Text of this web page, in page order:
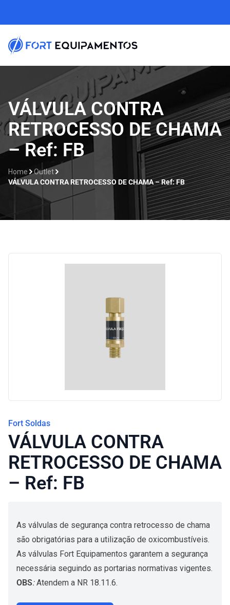
VÁLVULA CONTRA
RETROCESSO DE CHAMA
– Ref: FB
Home
Outlet
VÁLVULA CONTRA RETROCESSO DE CHAMA – Ref: FB
Fort Soldas
VÁLVULA CONTRA
RETROCESSO DE CHAMA
– Ref: FB
As válvulas de segurança contra retrocesso de chama
são obrigatórias para a utilização de oxicombustíveis.
As válvulas Fort Equipamentos garantem a segurança
necessária seguindo as portarias normativas vigentes.
OBS:Atendem a NR 18.11.6.